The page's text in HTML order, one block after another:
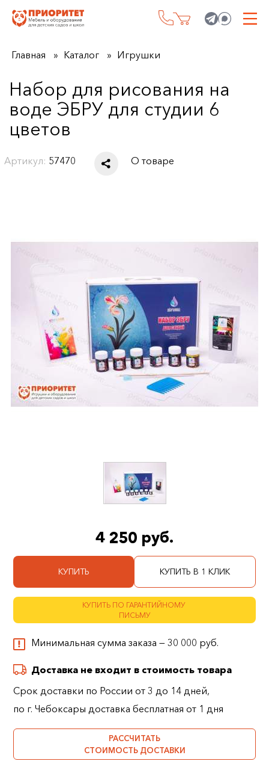
Главная Каталог Игрушки
Набор для рисования на
воде ЭБРУ для студии 6
цветов
Артикул: 57470 О товаре
4 250 руб.
КУПИТЬ КУПИТЬ В 1 КЛИК
КУПИТЬ ПО ГАРАНТИЙНОМУ
ПИСЬМУ
Минимальная сумма заказа — 30 000 руб.
Доставка не входит в стоимость товара
Срок доставки по России от 3 до 14 дней,
по г. Чебоксары доставка бесплатная от 1 дня
РАССЧИТАТЬ
СТОИМОСТЬ ДОСТАВКИ